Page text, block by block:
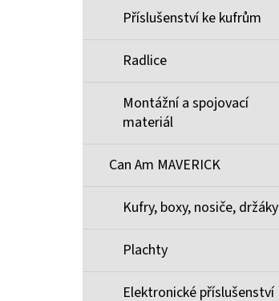
Příslušenství ke kufrům
Radlice
Montážní a spojovací
materiál
Can Am MAVERICK
Kufry, boxy, nosiče, držáky
Plachty
Elektronické příslušenství